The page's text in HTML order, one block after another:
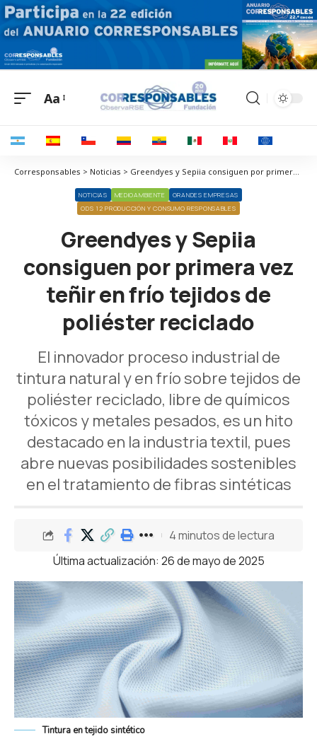
Aa
Corresponsables > Noticias > Greendyes y Sepiia consiguen por primera vez teñir en frío tejidos de poliéster reciclado
NOTICIAS MEDIOAMBIENTE
GRANDES EMPRESAS
ODS 12 PRODUCCIÓN Y CONSUMO RESPONSABLES
Greendyes y Sepiia
consiguen por primera vez
teñir en frío tejidos de
poliéster reciclado
El innovador proceso industrial de
tintura natural y en frío sobre tejidos de
poliéster reciclado, libre de químicos
tóxicos y metales pesados, es un hito
destacado en la industria textil, pues
abre nuevas posibilidades sostenibles
en el tratamiento de fibras sintéticas
Última actualización: 26 de mayo de 2025
4 minutos de lectura
Tintura en tejido sintético